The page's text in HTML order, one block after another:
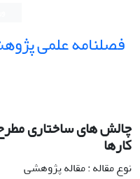
فصلنامه علمی
چالش های ساختاری مطرح
کارها
نوع مقاله : مقاله پژوهشی